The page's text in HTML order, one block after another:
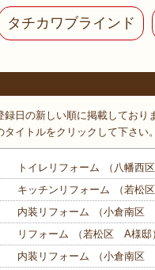
タチカワブラインド
日の新しい順に掲載しており
イトルをクリックして下さい。
トイレ リフォーム
（八幡西
キッチン リフォーム
（若松
内装 リフォーム
（小倉南区
リフォーム
（若松区 A様邸
内装 リフォーム
（小倉南区